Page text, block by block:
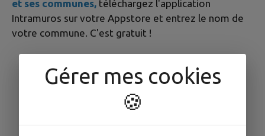
et ses communes, téléchargez l'application
Intramuros sur votre Appstore et entrez le nom de
votre commune. C'est gratuit !
Gérer mes cookies
🍪